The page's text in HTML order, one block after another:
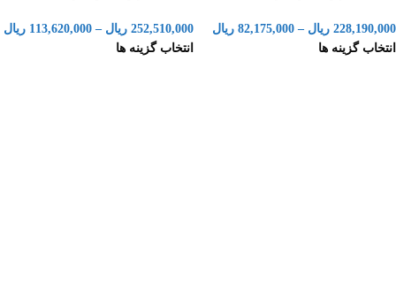
228,190,000 ریال –
82,175,000 ریال
انتخاب گزینه ها
252,510,000 ریال –
113,620,000 ریال
انتخاب گزینه ها